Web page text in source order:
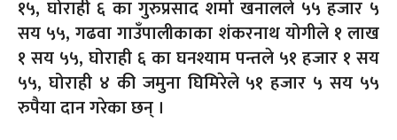
१५, घोराही ६ का गुरुप्रसाद शर्मा खनालले ५५ हजार ५
सय ५५, गढवा गाउँपालीकाका शंकरनाथ योगीले १ लाख
१ सय ५५, घोराही ६ का घनश्याम पन्तले ५१ हजार १ सय
५५, घोराही ४ की जमुना घिमिरेले ५१ हजार ५ सय ५५
रुपैया दान गरेका छन् ।